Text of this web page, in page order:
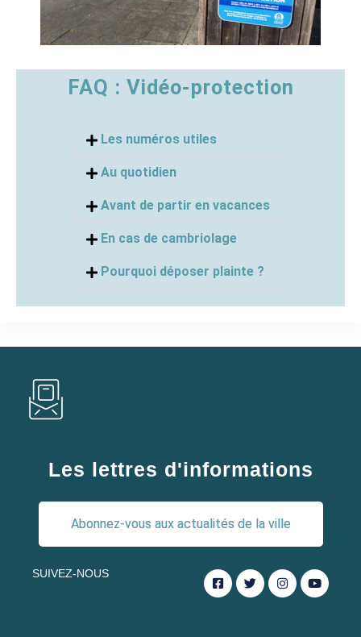
FAQ : Vidéo-protection
Les numéros utiles
Au quotidien
Avant de partir en vacances
En cas de cambriolage
Pourquoi déposer plainte ?
Les lettres d'informations
Abonnez-vous aux actualités de la ville
SUIVEZ-NOUS